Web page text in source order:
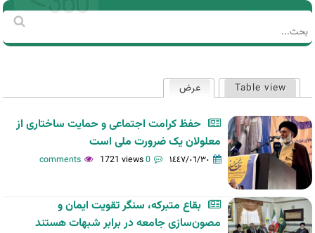
Main men-AR
استمارة
‏
الأساسية
Table view عرض
حفظ کرامت اجتماعی و حمایت ساختاری از
معلولان یک ضرورت ملی است
١٤٤٧/٠٦/٣٠ 0 comments
1721 views
بقاع متبرکه، سنگر تقویت ایمان و
مصون‌سازی جامعه در برابر شبهات هستند